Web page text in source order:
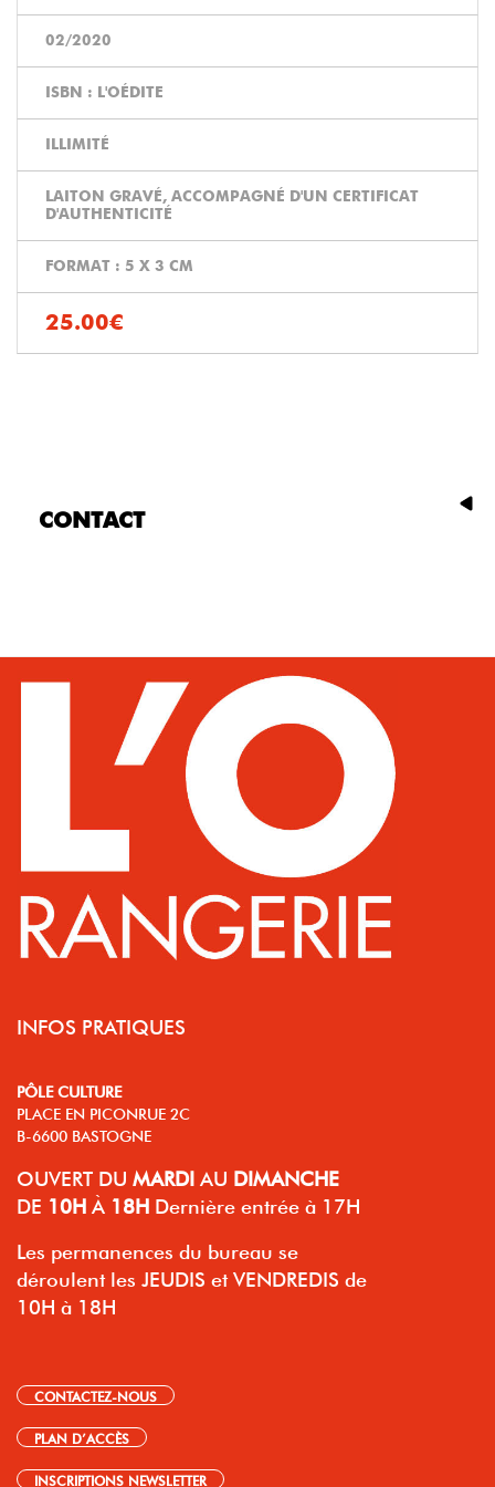
02/2020
ISBN : L'OÉDITE
ILLIMITÉ
LAITON GRAVÉ, ACCOMPAGNÉ D'UN CERTIFICAT
D'AUTHENTICITÉ
FORMAT : 5 X 3 CM
25.00€
CONTACT
INFOS PRATIQUES
PÔLE CULTURE
PLACE EN PICONRUE 2C
B-6600 BASTOGNE
OUVERT DU MARDI AU DIMANCHE
DE 10H À 18H Dernière entrée à 17H
Les permanences du bureau se
déroulent les JEUDIS et VENDREDIS de
10H à 18H
CONTACTEZ-NOUS
PLAN D’ACCÈS
INSCRIPTIONS NEWSLETTER